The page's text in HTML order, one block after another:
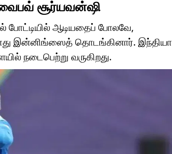
சூர்யவன்ஷி
போட்டியில் ஆடியதைப் போலவே,
இன்னிங்ஸைத் தொடங்கினார். இந்தியா
நடைபெற்று வருகிறது.